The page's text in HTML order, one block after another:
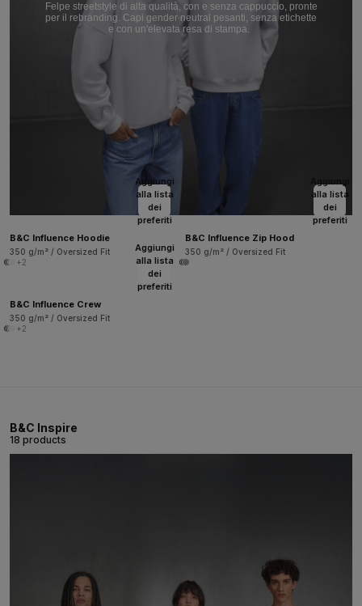
Felpe streetstyle di alta qualità, con e senza cappuccio, pronte
per il rebranding. Capi gender neutral pesanti, senza etichette
e con un'elevata resa di stampa.
Aggiungi
alla lista
dei
preferiti
B&C Influence Hoodie
350 g/m² / Oversized Fit
+2
alla lista
dei
preferiti
B&C Influence Zip Hood
350 g/m² / Oversized Fit
Aggiungi
alla lista
dei
preferiti
B&C Influence Crew
350 g/m² / Oversized Fit
+2
B&C Inspire
18 products